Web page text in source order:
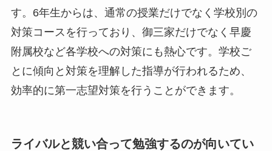
す。6年生からは、通常の授業だけでなく学校別の
対策コースを行っており、御三家だけでなく早慶
附属校など各学校への対策にも熱心です。学校ご
とに傾向と対策を理解した指導が行われるため、
効率的に第一志望対策を行うことができます。
ライバルと競い合って勉強するのが向いてい